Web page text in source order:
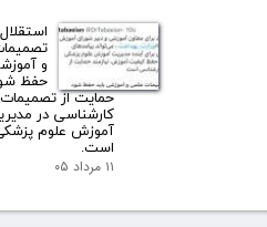
استقلال
و
حفظ
حمایت از تصمیمات
کارشناسی در
آموزش علوم
است.
۱۱ مرداد ۰۵